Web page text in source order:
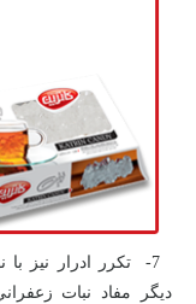
7- تكرر ادرار نيز
ديگر مفاد نبات